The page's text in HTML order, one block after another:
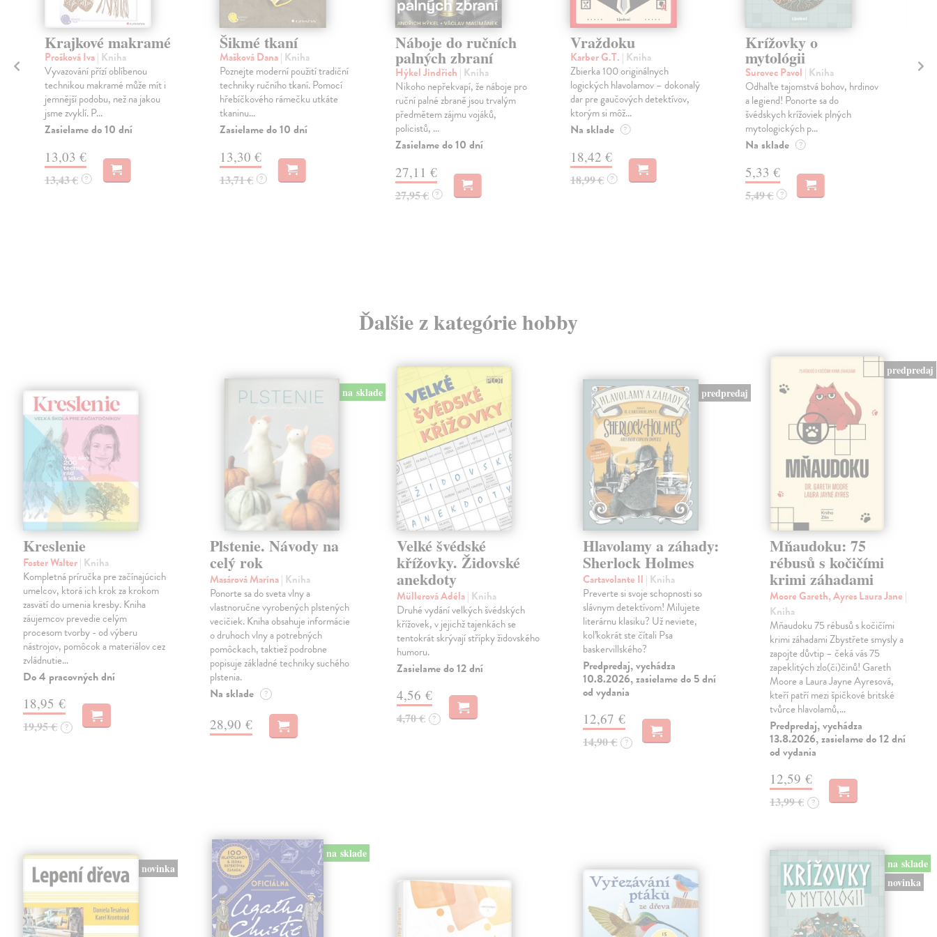
Krajkové makramé
Prošková Iva| Kniha
Vyvazování přízí oblíbenou
technikou makramé může mít i
jemnější podobu, než na jakou
jsme zvyklí. P...
Zasielame do 10 dní
13,03 €
13,43 € ?
Šikmé tkaní
Mašková Dana| Kniha
Poznejte moderní použití tradiční
techniky ručního tkaní. Pomocí
hřebíčkového rámečku utkáte
tkaninu...
Zasielame do 10 dní
13,30 €
13,71 € ?
Náboje do ručních
palných zbraní
Hýkel Jindřich | Kniha
Nikoho nepřekvapí, že náboje pro
ruční palné zbraně jsou trvalým
předmětem zájmu vojáků,
policistů, ...
Zasielame do 10 dní
27,11 €
27,95 € ?
Vraždoku
Karber G.T. | Kniha
Zbierka 100 originálnych
logických hlavolamov – dokonalý
dar pre gaučových detektívov,
ktorým si môž...
Na sklade ?
18,42 €
18,99 € ?
Krížovky o
mytológii
Surovec Pavol | Kniha
Odhaľte tajomstvá bohov, hrdinov
a legiend! Ponorte sa do
švédskych krížoviek plných
mytologických p...
Na sklade ?
5,33 €
5,49 € ?
Ďalšie z kategórie hobby
Kreslenie
Foster Walter| Kniha
Kompletná príručka pre začínajúcich
umelcov, ktorá ich krok za krokom
zasvätí do umenia kresby. Kniha
záujemcov prevedie celým
procesom tvorby - od výberu
nástrojov, pomôcok a materiálov cez
zvládnutie…
Do 4 pracovných dní
18,95 €
19,95 € ?
na sklade
Plstenie. Návody na
celý rok
Masárová Marína| Kniha
Ponorte sa do sveta vlny a
vlastnoručne vyrobených plstených
vecičiek. Kniha obsahuje informácie
o druhoch vlny a potrebných
pomôckach, taktiež podrobne
popisuje základné techniky suchého
plstenia.
Na sklade ?
28,90 €
Velké švédské
křížovky. Židovské
anekdoty
Müllerová Adéla| Kniha
Druhé vydání velkých švédských
křížovek, v jejichž tajenkách se
tentokrát skrývají střípky židovského
humoru.
Zasielame do 12 dní
4,56 €
4,70 € ?
predpredaj
Hlavolamy a záhady:
Sherlock Holmes
Cartavolante Il | Kniha
Preverte si svoje schopnosti so
slávnym detektívom! Milujete
literárnu klasiku? Už neviete,
koľkokrát ste čítali Psa
baskervillského?
Predpredaj, vychádza
10.8.2026, zasielame do 5 dní
od vydania
12,67 €
14,90 € ?
predpredaj
Mňaudoku: 75
rébusů s kočičími
krimi záhadami
Moore Gareth, Ayres Laura Jane |
Kniha
Mňaudoku 75 rébusů s kočičími
krimi záhadami Zbystřete smysly a
zapojte důvtip – čeká vás 75
zapeklitých zlo(či)činů! Gareth
Moore a Laura Jayne Ayresová,
kteří patří mezi špičkové britské
tvůrce hlavolamů,…
Predpredaj, vychádza
13.8.2026, zasielame do 12 dní
od vydania
12,59 €
13,99 € ?
novinka
na sklade
na sklade
novinka